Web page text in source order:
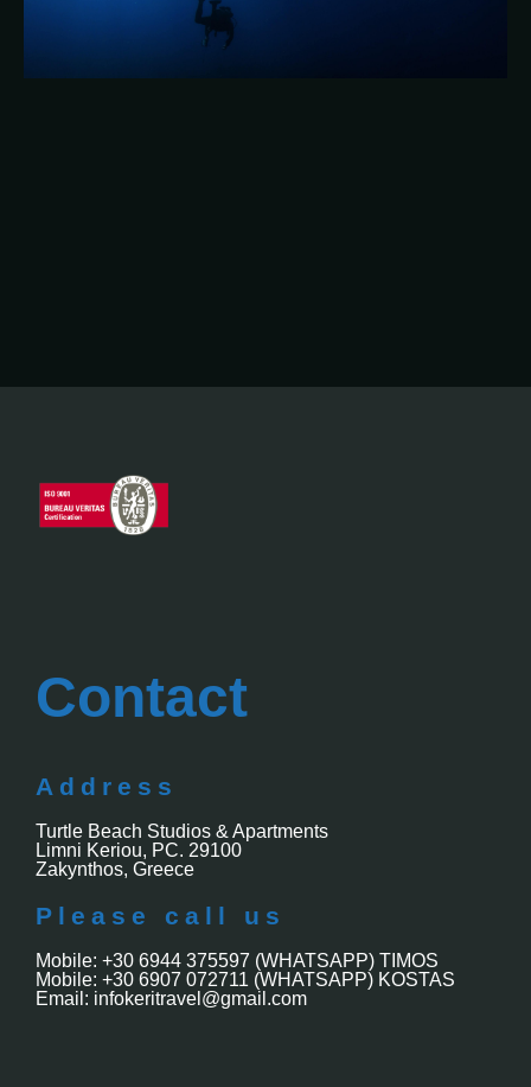
Contact
Address
Turtle Beach Studios & Apartments
Limni Keriou, PC. 29100
Zakynthos, Greece
Please call us
Mobile: +30 6944 375597 (WHATSAPP) TIMOS
Mobile: +30 6907 072711 (WHATSAPP) KOSTAS
Email: infokeritravel@gmail.com